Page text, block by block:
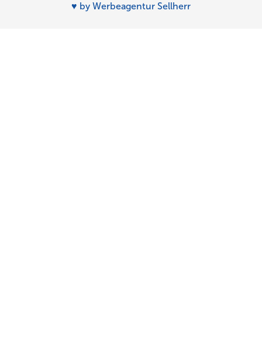
♥ by Werbeagentur Sellherr